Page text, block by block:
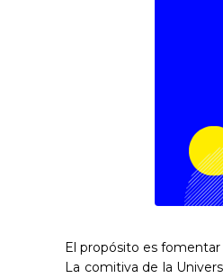
El propósito es
La comitiva de la